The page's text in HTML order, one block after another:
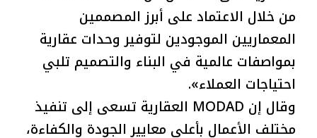
من خلال الاعتماد على أبرز المصممين
المعماريين الموجودين لتوفير وحدات عقارية
بمواصفات عالمية في البناء والتصميم تلبي
احتياجات العملاء».
وقال إن MODAD العقارية تسعى إلى تنفيذ
مختلف الأعمال بأعلى معايير الجودة والكفاءة،